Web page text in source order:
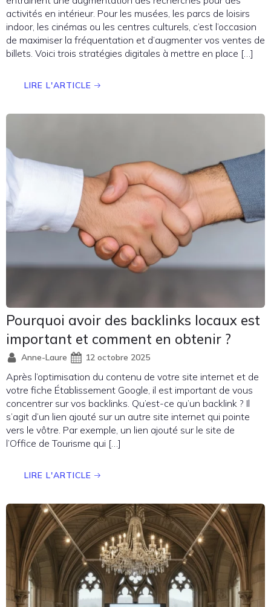
activités en intérieur. Pour les musées, les parcs de loisirs
indoor, les cinémas ou les centres culturels, c’est l’occasion
de maximiser la fréquentation et d’augmenter vos ventes de
billets. Voici trois stratégies digitales à mettre en place […]
LIRE L'ARTICLE
Pourquoi avoir des backlinks locaux est
important et comment en obtenir ?
Anne-Laure 12 octobre 2025
Après l’optimisation du contenu de votre site internet et de
votre fiche Établissement Google, il est important de vous
concentrer sur vos backlinks. Qu’est-ce qu’un backlink ? Il
s’agit d’un lien ajouté sur un autre site internet qui pointe
vers le vôtre. Par exemple, un lien ajouté sur le site de
l’Office de Tourisme qui […]
LIRE L'ARTICLE